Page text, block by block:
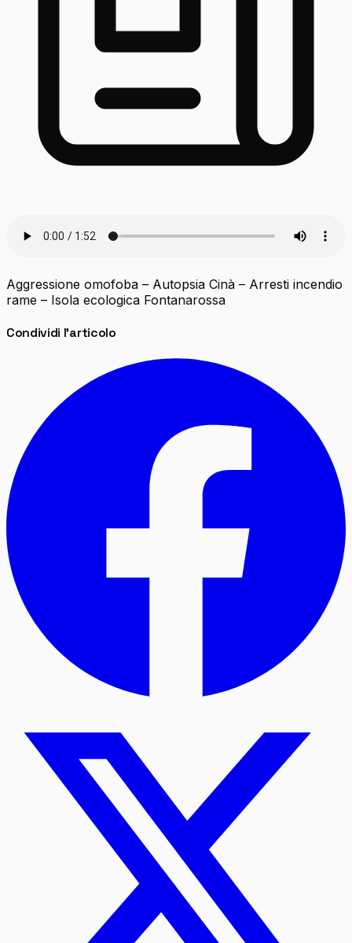
Aggressione omofoba – Autopsia Cinà – Arresti incendio
rame – Isola ecologica Fontanarossa
Condividi l'articolo